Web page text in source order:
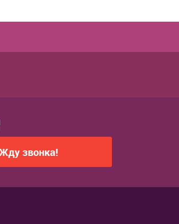
звонка!